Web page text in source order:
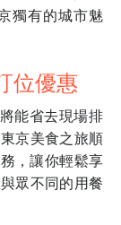
獨有的城市魅
位優惠
能省去現場排
京美食之旅順
，讓你輕鬆享
眾不同的用餐